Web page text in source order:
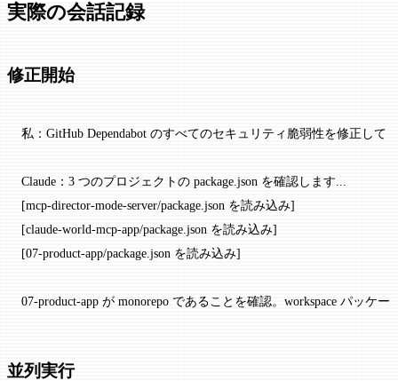
実際の会話記録
修正開始
私：GitHub Dependabot のすべてのセキュリティ脆弱性を修正して
Claude：3 つのプロジェクトの package.json を確認します...
[mcp-director-mode-server/package.json を読み込み]
[claude-world-mcp-app/package.json を読み込み]
[07-product-app/package.json を読み込み]
07-product-app が monorepo であることを確認。workspace パッケー
並列実行